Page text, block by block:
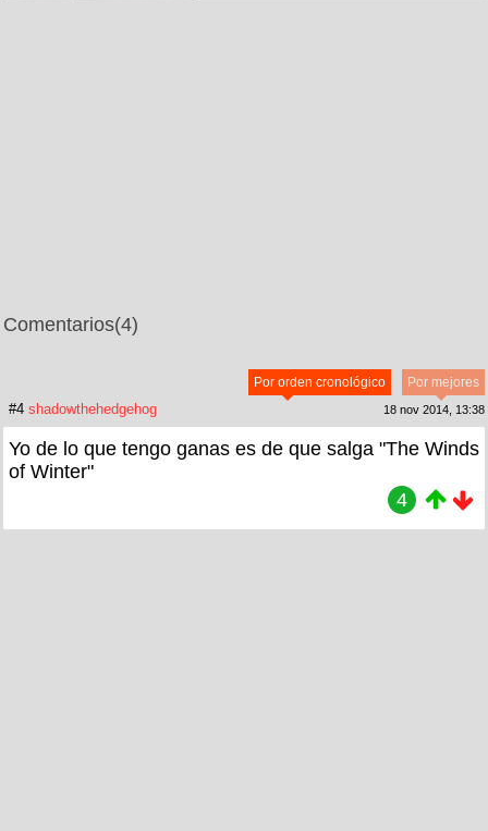
Comentarios(4)
Por mejores
Por orden cronológico
#4 shadowthehedgehog 18 nov 2014, 13:38
Yo de lo que tengo ganas es de que salga "The Winds
of Winter"
4